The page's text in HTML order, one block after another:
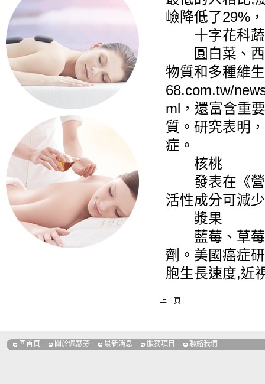
嶮降低了29%
十字花科蔬
圓白菜、西
物質和多種維
68.com.tw/
ml，還富含重
質。研究表明
症。
核桃
發表在《營
活性成分可減
漿果
藍莓、草莓
劑。美國癌症
胞生長速度,近
上一頁
回首頁 關於佩瑟芬 最新消息 服務項目 聯絡我們